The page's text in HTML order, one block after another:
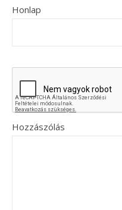
Honlap
Hozzászólás